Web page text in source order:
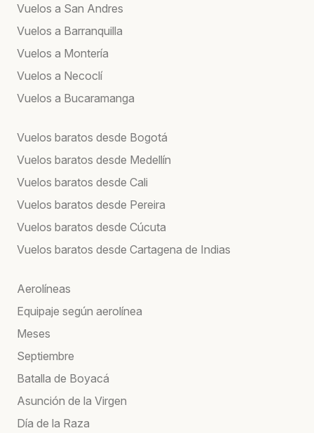
Vuelos a San Andres
Vuelos a Barranquilla
Vuelos a Montería
Vuelos a Necoclí
Vuelos a Bucaramanga
Vuelos baratos desde Bogotá
Vuelos baratos desde Medellín
Vuelos baratos desde Cali
Vuelos baratos desde Pereira
Vuelos baratos desde Cúcuta
Vuelos baratos desde Cartagena de Indias
Aerolíneas
Equipaje según aerolínea
Meses
Septiembre
Batalla de Boyacá
Asunción de la Virgen
Día de la Raza